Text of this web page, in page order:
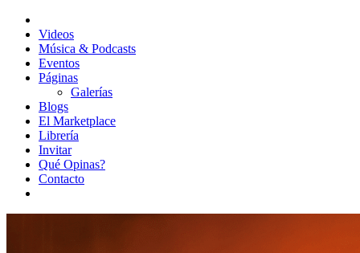
Videos
Música & Podcasts
Eventos
Páginas
Galerías
Blogs
El Marketplace
Librería
Invitar
Qué Opinas?
Contacto